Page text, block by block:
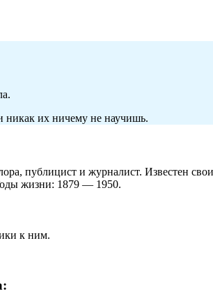
никак их ничему не научишь.
публицист и журналист. Известен
жизни: 1879 — 1950.
к ним.